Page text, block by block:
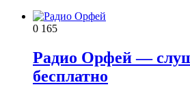
0 165
Радио Орфей —
бесплатно